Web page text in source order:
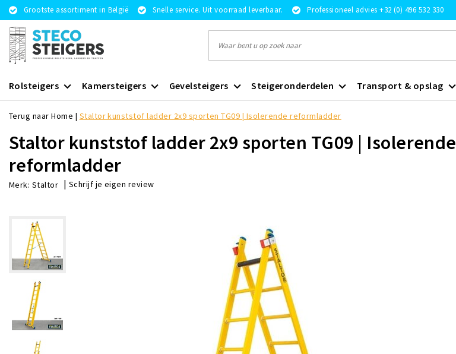
Grootste assortiment in België Snelle service. Uit voorraad leverbaar. Professioneel advies +32 (0) 496 532 330
Rolsteigers Kamersteigers Gevelsteigers Steigeronderdelen Transport & opslag
Terug naar Home | Staltor kunststof ladder 2x9 sporten TG09 | Isolerende reformladder
Staltor kunststof ladder 2x9 sporten TG09 | Isolerende
reformladder
Merk: Staltor | Schrijf je eigen review